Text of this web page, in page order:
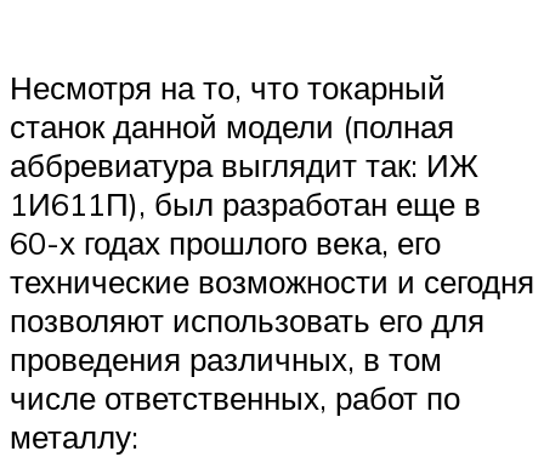
Несмотря на то, что токарный
станок данной модели (полная
аббревиатура выглядит так: ИЖ
1И611П), был разработан еще в
60-х годах прошлого века, его
технические возможности и сегодня
позволяют использовать его для
проведения различных, в том
числе ответственных, работ по
металлу: